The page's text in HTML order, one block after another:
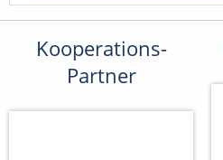
Kooperations-
Partner